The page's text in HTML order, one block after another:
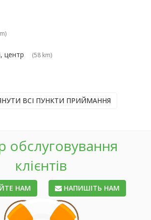
центр (58 km)
ВСІ ПУНКТИ ПРИЙМАННЯ
обслуговування
клієнтів
НАМ НАПИШІТЬ НАМ